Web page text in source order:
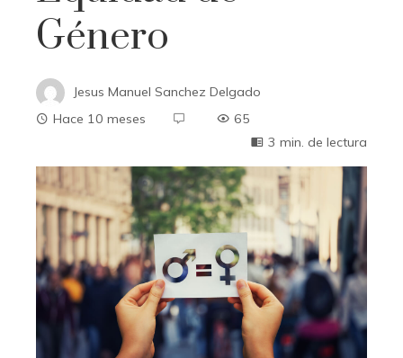
Género
Jesus Manuel Sanchez Delgado
Hace 10 meses
65
3 min. de lectura